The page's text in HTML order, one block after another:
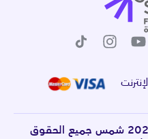
جميع الحقوق محفوظة © 2025 شمس جميع الحقوق